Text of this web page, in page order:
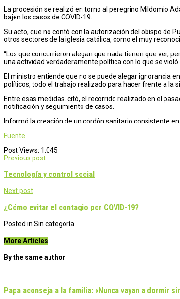
La procesión se realizó en torno al peregrino Mildomio
bajen los casos de COVID-19.
Su acto, que no contó con la autorización del obispo de
otros sectores de la iglesia católica, como el muy
“Los que concurrieron alegan que nada tienen que ver,
una actividad verdaderamente política con lo que se
El ministro entiende que no se puede alegar ignorancia
políticos, todo el trabajo realizado para hacer frente a la
Entre esas medidas, citó, el recorrido realizado en el
notificación y seguimiento de casos.
Informó la creación de un cordón sanitario consistente
Fuente.
Post Views: 1.045
Post
navigation
Previous post
Tecnología y control social
Next post
¿Cómo evitar el contagio por COVID-19?
Posted in:Sin categoría
More Articles
By the same author
Papa aconseja a la familia: «Nunca vayan a dormir